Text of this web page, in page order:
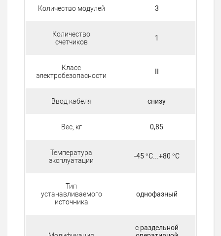
Количество модулей 3
Количество
счетчиков
1
Класс
электробезопасности
Ввод кабеля снизу
Вес, кг 0,85
Температура
эксплуатации
-45 °C...+80 °C
Тип
устанавливаемого
источника
однофазный
с раздельной